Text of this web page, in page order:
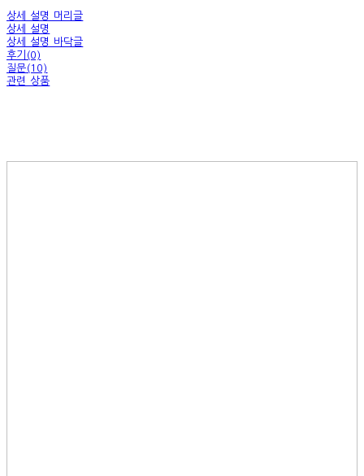
상세 설명 머리글
상세 설명
상세 설명 바닥글
후기(0)
질문(10)
관련 상품